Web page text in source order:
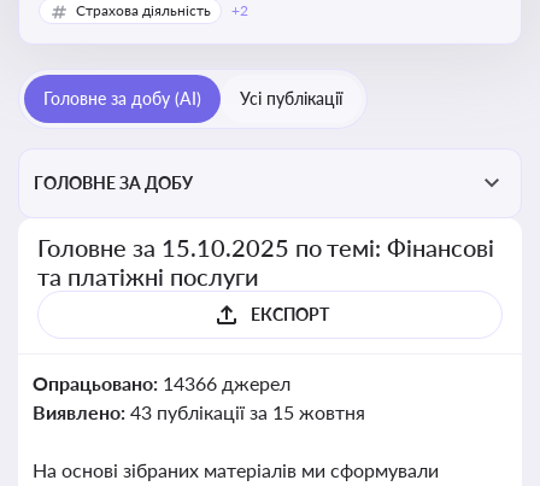
Страхова діяльність
+2
Головне за добу (AI) Усі публікації
ГОЛОВНЕ ЗА ДОБУ
Головне за 15.10.2025 по темі: Фінансові
та платіжні послуги
ЕКСПОРТ
Опрацьовано: 14366 джерел
Виявлено: 43 публікації за 15 жовтня
На основі зібраних матеріалів ми сформували